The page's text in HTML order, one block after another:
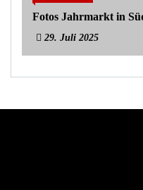
Fotos Jahrmarkt in
29. Juli 2025